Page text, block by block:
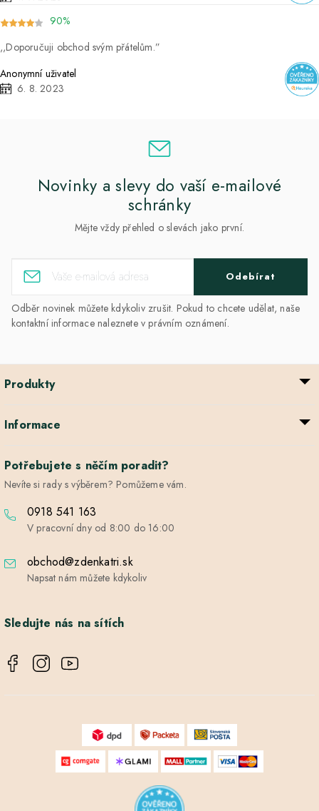
90%
Doporučuji obchod svým přátelům.
Anonymní uživatel
6. 8. 2023
Novinky a slevy do vaší e-mailové
schránky
Mějte vždy přehled o slevách jako první.
Odebírat
Odběr novinek můžete kdykoliv zrušit. Pokud to chcete udělat, naše
kontaktní informace naleznete v právním oznámení.
Produkty
Informace
Potřebujete s něčím poradit?
Nevíte si rady s výběrem? Pomůžeme vám.
0918 541 163
V pracovní dny od 8:00 do 16:00
obchod@zdenkatri.sk
Napsat nám můžete kdykoliv
Sledujte nás na sítích